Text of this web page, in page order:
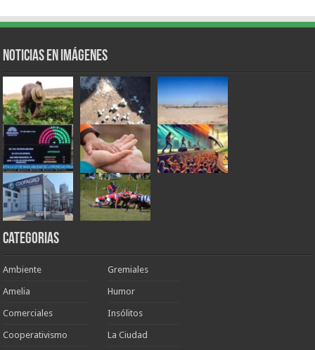
Noticias en Imágenes
Categorias
Ambiente
Amelia
Comerciales
Cooperativismo
Gremiales
Humor
Insólitos
La Ciudad